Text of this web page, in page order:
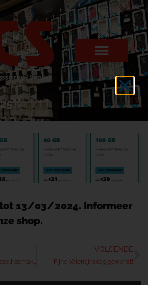
13/03/2024. Informeer
shop.
Telenet TV maak het jezelf gemakkelijk
VOLGENDE
Fijne Valentijnsdag gewenst!